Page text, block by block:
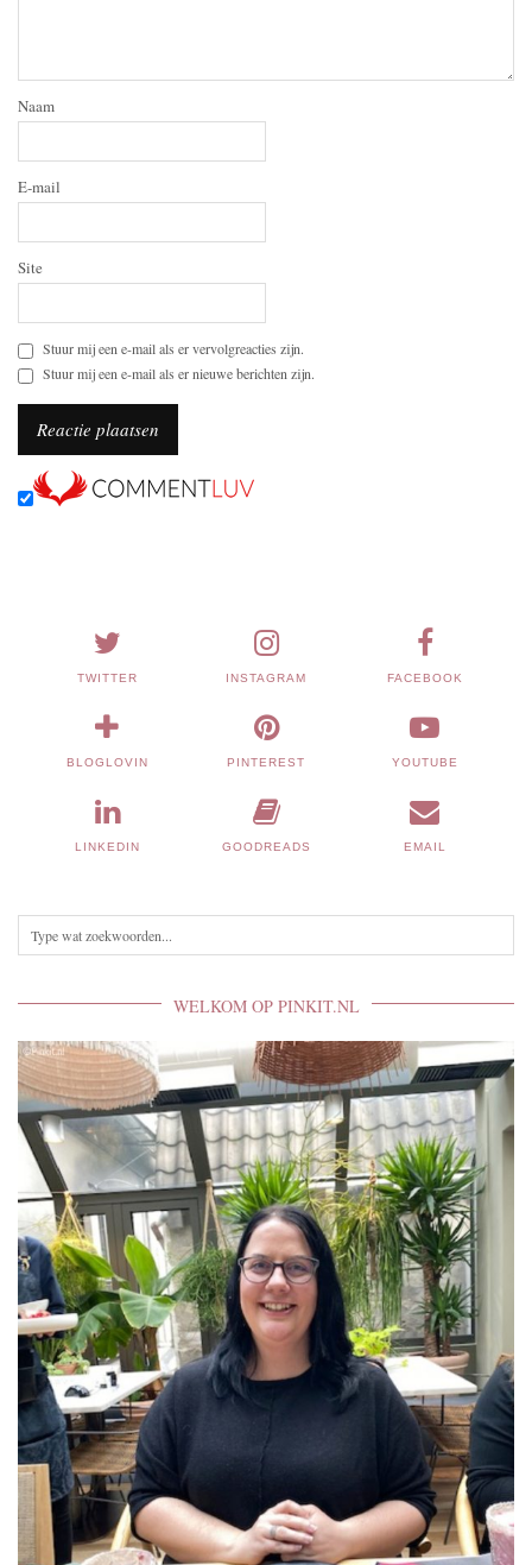
Naam
E-mail
Site
Stuur mij een e-mail als er vervolgreacties zijn.
Stuur mij een e-mail als er nieuwe berichten zijn.
TWITTER INSTAGRAM FACEBOOK
BLOGLOVIN PINTEREST YOUTUBE
LINKEDIN GOODREADS EMAIL
WELKOM OP PINKIT.NL